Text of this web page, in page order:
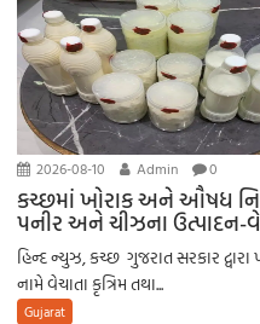
2026-08-10 Admin 0
કચ્છમાં ખોરાક અને ઔષધ
પનીર અને ચીઝના
હિન્દ ન્યુઝ, કચ્છ ગુજરાત સરકાર
નામે વેચાતા કૃત્રિમ તથા...
Gujarat